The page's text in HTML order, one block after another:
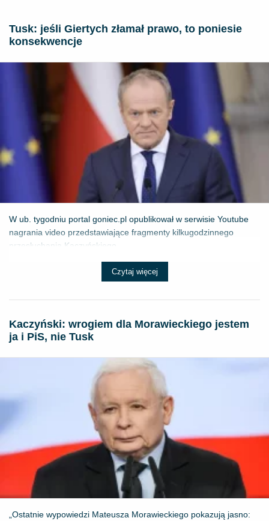
Tusk: jeśli Giertych złamał prawo, to poniesie
konsekwencje
W ub. tygodniu portal goniec.pl opublikował w serwisie Youtube
nagrania video przedstawiające fragmenty kilkugodzinnego
przesłuchania Kaczyńskiego...
Czytaj więcej
Kaczyński: wrogiem dla Morawieckiego jestem
ja i PiS, nie Tusk
„Ostatnie wypowiedzi Mateusza Morawieckiego pokazują jasno: